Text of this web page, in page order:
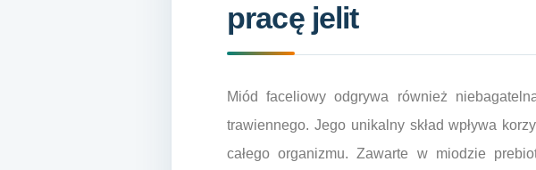
pracę jelit
Miód faceliowy odgrywa również
trawiennego. Jego unikalny skład wpływa
całego organizmu. Zawarte w miodzie